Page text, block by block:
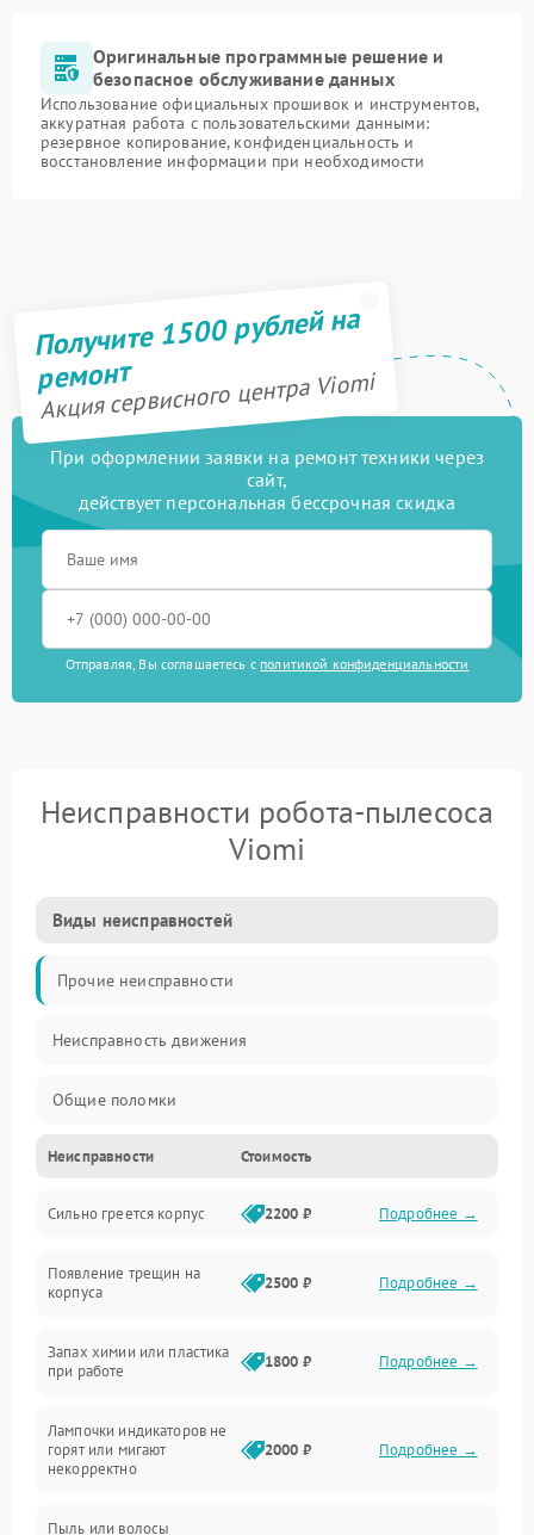
Оригинальные программные решение и
безопасное обслуживание данных
Использование официальных прошивок и инструментов,
аккуратная работа с пользовательскими данными:
резервное копирование, конфиденциальность и
восстановление информации при необходимости
Получите 1500 рублей на
ремонт
Акция сервисного центра Viomi
При оформлении заявки на ремонт техники через
сайт,
действует персональная бессрочная скидка
Отправляя, Вы соглашаетесь с политикой конфиденциальности
Неисправности робота-пылесоса
Viomi
Виды неисправностей
Прочие неисправности
Неисправность движения
Общие поломки
Неисправность датчиков
Неисправность программного обеспечения
Проблемы с сигналом
Батарея
Неисправности Стоимость
Сильно греется корпус 2200 ₽ Подробнее →
Появление трещин на
корпуса
2500 ₽ Подробнее →
Запах химии или пластика
при работе
1800 ₽ Подробнее →
Лампочки индикаторов не
горят или мигают
некорректно
2000 ₽ Подробнее →
Пыль или волосы